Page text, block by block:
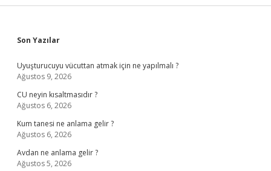
Sidebar
Son Yazılar
Uyuşturucuyu vücuttan atmak için ne yapılmalı ?
Ağustos 9, 2026
CU neyin kısaltmasıdır ?
Ağustos 6, 2026
Kum tanesi ne anlama gelir ?
Ağustos 6, 2026
Avdan ne anlama gelir ?
Ağustos 5, 2026